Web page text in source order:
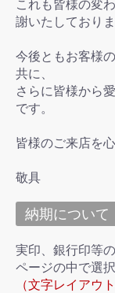
これも皆様の変
謝いたしておりま
今後ともお客様
共に、
さらに皆様から
です。
皆様のご来店を
敬具
納期について
実印、銀行印等
ページの中で選
（文字レイアウ